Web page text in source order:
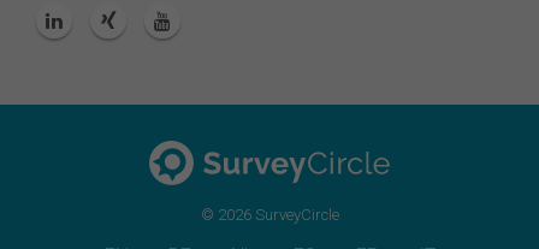
© 2026 SurveyCircle